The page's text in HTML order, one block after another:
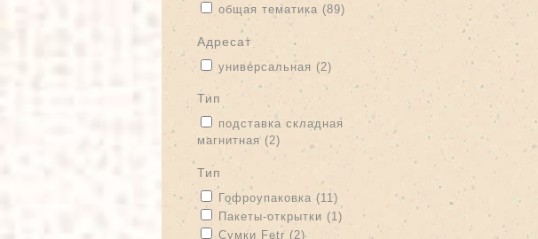
Apply общая тематика filter
общая тематика (89) Apply общая тематика filter
адресат
Apply универсальная filter
универсальная (2) Apply универсальная filter
тип
Apply подставка складная магнитная filter
подставка складная
магнитная (2) Apply подставка складная магнитная filter
тип
Apply Гофроупаковка filter
Гофроупаковка (11) Apply Гофроупаковка filter
Apply Пакеты-открытки filter
Пакеты-открытки (1) Apply Пакеты-открытки filter
Apply Сумки Fetr filter
Сумки Fetr (2)Apply Сумки Fetr filter